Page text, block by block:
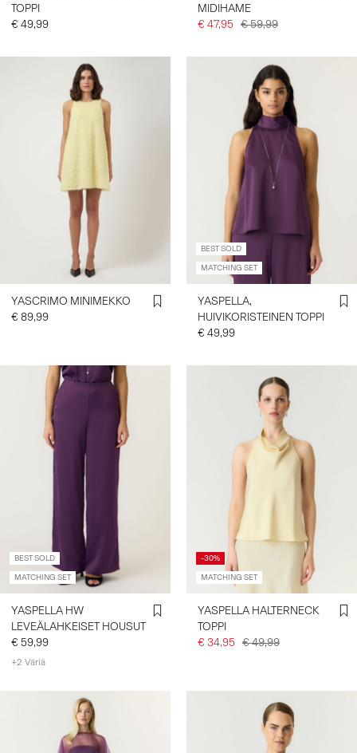
TOPPI
€ 49,99
MIDIHAME
€ 47,95 € 59,99
YASCRIMO MINIMEKKO
€ 89,99
BEST SOLD
MATCHING SET
YASPELLA,
HUIVIKORISTEINEN TOPPI
€ 49,99
BEST SOLD
MATCHING SET
YASPELLA HW
LEVEÄLAHKEISET HOUSUT
€ 59,99
+2 Väriä
-30%
MATCHING SET
YASPELLA HALTERNECK
TOPPI
€ 34,95 € 49,99